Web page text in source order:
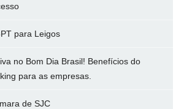
para Leigos
no Bom Dia Brasil! Benefícios do
para as empresas.
de SJC